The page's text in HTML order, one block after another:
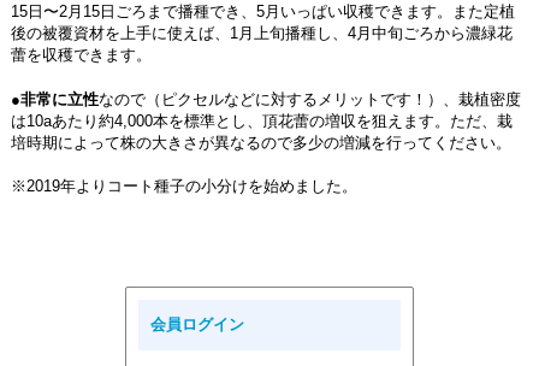
15日〜2月15日ごろまで播種でき、5月いっぱい収穫できます。また定植
後の被覆資材を上手に使えば、1月上旬播種し、4月中旬ごろから濃緑花
蕾を収穫できます。
●非常に立性なので（ピクセルなどに対するメリットです！）、栽植密度
は10aあたり約4,000本を標準とし、頂花蕾の増収を狙えます。ただ、栽
培時期によって株の大きさが異なるので多少の増減を行ってください。
※2019年よりコート種子の小分けを始めました。
会員ログイン